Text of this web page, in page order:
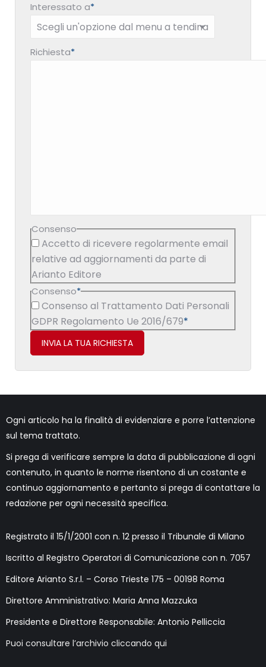
Interessato a*
Richiesta*
Consenso
Accetto di ricevere regolarmente email
relative ad aggiornamenti da parte di
Arianto Editore
Consenso*
Consenso al Trattamento Dati Personali
GDPR Regolamento Ue 2016/679*
Ogni articolo ha la finalità di evidenziare e porre l’attenzione
sul tema trattato.
Si prega di verificare sempre la data di pubblicazione di ogni
contenuto, in quanto le norme risentono di un costante e
continuo aggiornamento e pertanto si prega di contattare la
redazione per ogni necessità specifica.
Registrato il 15/1/2001 con n. 12 presso il Tribunale di Milano
Iscritto al Registro Operatori di Comunicazione con n. 7057
Editore Arianto S.r.l. – Corso Trieste 175 – 00198 Roma
Direttore Amministrativo: Maria Anna Mazzuka
Presidente e Direttore Responsabile: Antonio Pelliccia
Puoi consultare l’archivio cliccando qui